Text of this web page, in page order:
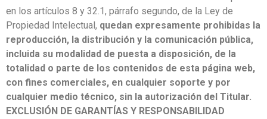
en los artículos 8 y 32.1, párrafo segundo, de la Ley de
Propiedad Intelectual, quedan expresamente prohibidas la
reproducción, la distribución y la comunicación pública,
incluida su modalidad de puesta a disposición, de la
totalidad o parte de los contenidos de esta página web,
con fines comerciales, en cualquier soporte y por
cualquier medio técnico, sin la autorización del Titular.
EXCLUSIÓN DE GARANTÍAS Y RESPONSABILIDAD